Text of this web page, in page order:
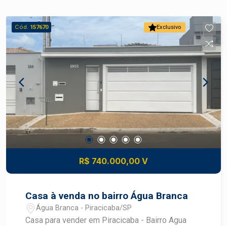
Exclusivo
Cód. 157670
R$ 740.000,00 V
Casa à venda no bairro Água Branca
Água Branca - Piracicaba/SP
Casa para vender em Piracicaba - Bairro Agua